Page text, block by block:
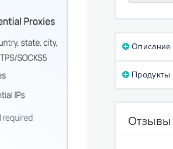
Описание
Продукты
Отзывы